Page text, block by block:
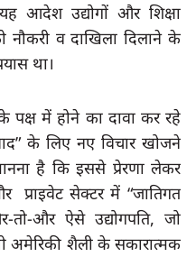
आदेश उद्योगों और शिक्षा
नौकरी व दाखिला दिलाने के
था।
में होने का दावा कर रहे
” के लिए नए विचार खोजने
है कि इससे प्रेरणा लेकर
प्राइवेट सेक्टर में “जातिगत
तो-और ऐसे उद्योगपति, जो
अमेरिकी शैली के सकारात्मक